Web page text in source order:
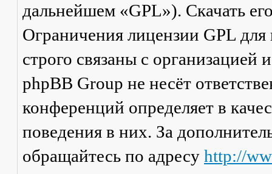
дальнейшем «GPL»). Скачать
Ограничения лицензии GPL
строго связаны с
phpBB Group не несёт
конференций определяет в
поведения в них. За
обращайтесь по адресу http://